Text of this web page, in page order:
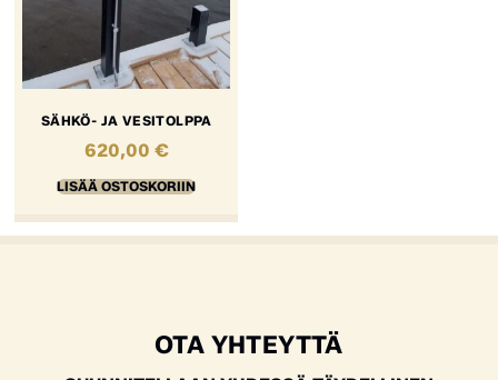
SÄHKÖ- JA VESITOLPPA
620,00 €
LISÄÄ OSTOSKORIIN
OTA YHTEYTTÄ